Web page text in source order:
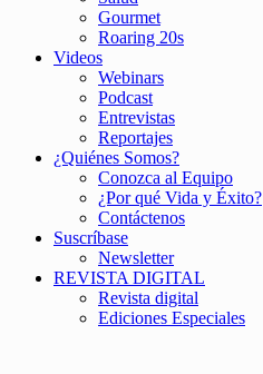
Gourmet
Roaring 20s
Videos
Webinars
Podcast
Entrevistas
Reportajes
¿Quiénes Somos?
Conozca al Equipo
¿Por qué Vida y Éxito?
Contáctenos
Suscríbase
Newsletter
REVISTA DIGITAL
Revista digital
Ediciones Especiales